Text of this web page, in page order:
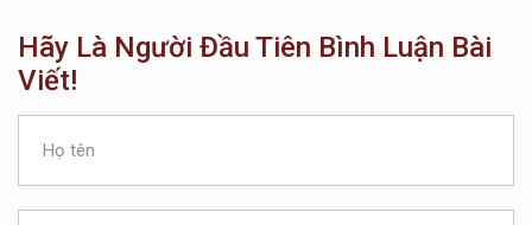
Hãy Là Người Đầu Tiên Bình Luận Bài
Viết!